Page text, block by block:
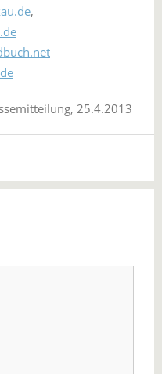
,
25.4.2013